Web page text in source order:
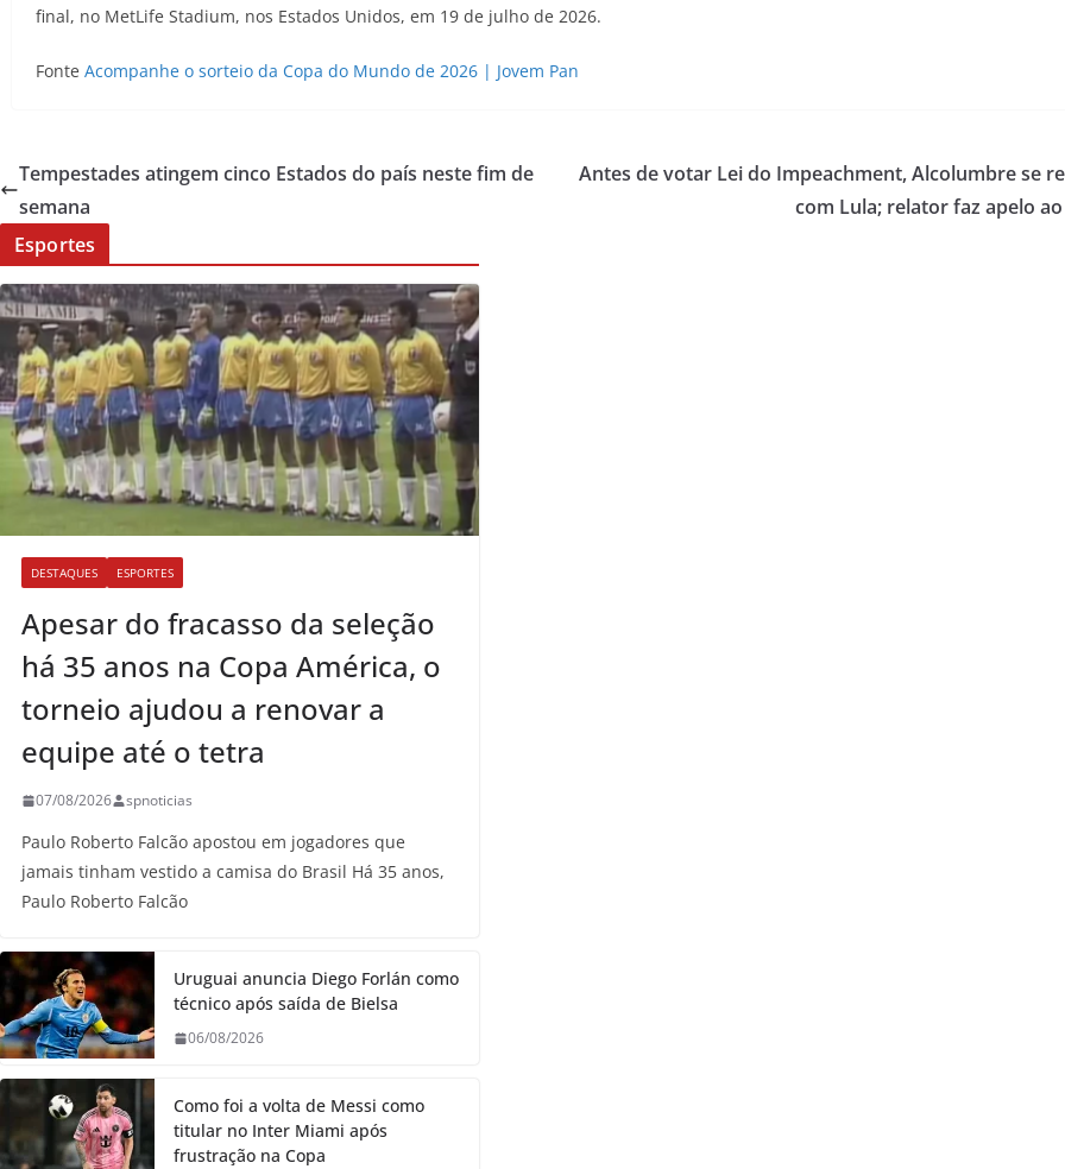
final, no MetLife Stadium, nos Estados Unidos, em 19 de julho de 2026.
Fonte Acompanhe o sorteio da Copa do Mundo de 2026 | Jovem Pan
Tempestades atingem cinco Estados do país neste fim de
semana
Antes de votar Lei do Impeachment, Alcolumbre se
com Lula; relator faz apelo ao
Esportes
DESTAQUES ESPORTES
Apesar do fracasso da seleção
há 35 anos na Copa América, o
torneio ajudou a renovar a
equipe até o tetra
07/08/2026 spnoticias
Paulo Roberto Falcão apostou em jogadores que
jamais tinham vestido a camisa do Brasil Há 35 anos,
Paulo Roberto Falcão
Uruguai anuncia Diego Forlán como
técnico após saída de Bielsa
06/08/2026
Como foi a volta de Messi como
titular no Inter Miami após
frustração na Copa